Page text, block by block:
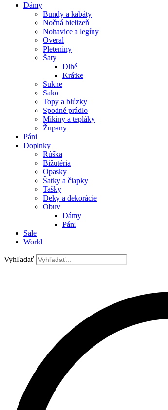
Dámy
Bundy a kabáty
Nočná bielizeň
Nohavice a legíny
Overal
Pleteniny
Šaty
Dlhé
Krátke
Sukne
Sako
Topy a blúzky
Spodné prádlo
Mikiny a tepláky
Župany
Páni
Doplnky
Rúška
Bižutéria
Opasky
Šatky a čiapky
Tašky
Deky a dekorácie
Obuv
Dámy
Páni
Sale
World
Vyhľadať